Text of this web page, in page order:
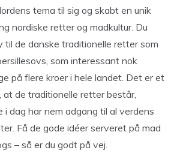
tema til sig og skabt en unik
nordiske retter og madkultur. Du
til de danske traditionelle retter som
som interessant nok
på flere kroer i hele landet. Det er et
de traditionelle retter består,
i dag har nem adgang til al verdens
Få de gode idéer serveret på mad
– så er du godt på vej.